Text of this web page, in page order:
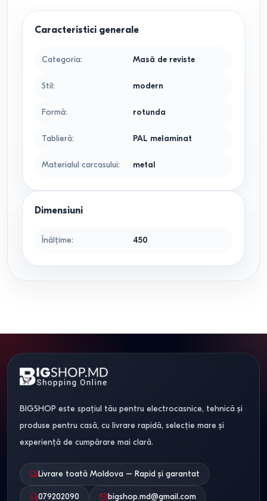
Caracteristici generale
Categoria: Masă de reviste
Stil: modern
Formă: rotunda
Tablieră: PAL melaminat
Materialul carcasului: metal
Dimensiuni
Înălțime: 450
BIGSHOP este spațiul tău pentru electrocasnice, tehnică și
produse pentru casă, cu livrare rapidă, selecție mare și
experiență de cumpărare mai clară.
Livrare toată Moldova – Rapid și garantat
079202090 bigshop.md@gmail.com